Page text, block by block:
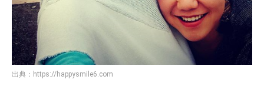
出典： https://happysmile6.com